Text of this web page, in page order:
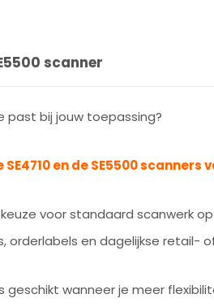
scanner
past bij jouw toepassing?
en de SE5500 scanners
voor standaard scanwerk
orderlabels en dagelijkse retail-
geschikt wanneer je meer